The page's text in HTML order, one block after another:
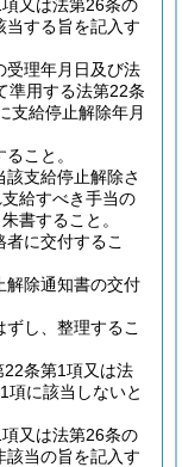
又は法第26条の
当する旨を記入す
受理年月日及び法
準用する法第22条
支給停止解除年月
こと。
支給停止解除さ
給すべき手当の
書すること。
に交付するこ
解除通知書の交付
し、整理するこ
条第1項又は法
項に該当しないと
又は法第26条の
該当の旨を記入す